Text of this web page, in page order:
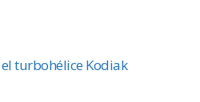
turbohélice Kodiak